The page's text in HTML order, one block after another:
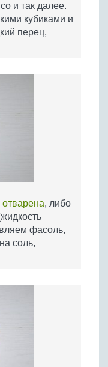
и так далее.
кубиками и
перец,
отварена, либо
фасоль,
соль,